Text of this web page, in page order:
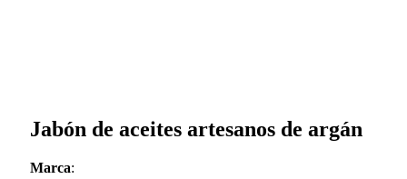
Jabón de aceites artesanos de argán
Marca: